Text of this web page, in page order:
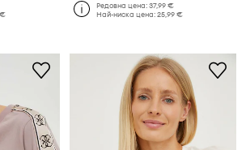
€
Редовна цена:37,99 €
Най-ниска цена:25,99 €